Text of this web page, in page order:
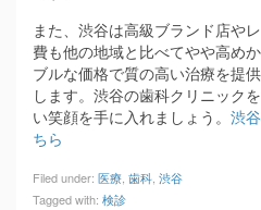
また、渋谷は高級ブランド店や
費も他の地域と比べてやや高め
ブルな価格で質の高い治療を提
します。渋谷の歯科クリニック
い笑顔を手に入れましょう。 渋
ちら
Filed under: 医療 歯科 渋谷
Tagged with: 検診